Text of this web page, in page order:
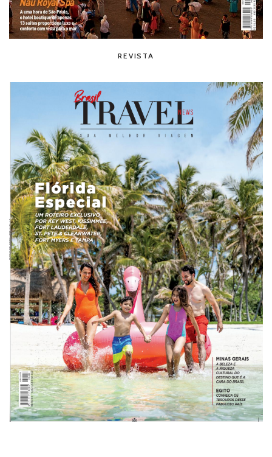
REVISTA